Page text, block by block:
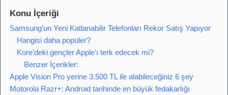
Konu İçeriği
Samsung’un Yeni Katlanabilir Telefonları Rekor Satış Yapıyor
Hangisi daha popüler?
Kore’deki gençler Apple’ı terk edecek mi?
Benzer İçerikler:
Apple Vision Pro yerine 3.500 TL ile alabileceğiniz 6 şey
Motorola Razr+: Android tarihinde en büyük fedakarlığı